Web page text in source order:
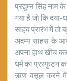
प्रद्युम्न सिंह नाम
गया है जो कि दया-
साहब प्रारंभ में
अदम्य साहस के
अपना हाथ खींच
धर्म का प्रस्फुटन
ऋण वसूल करने में